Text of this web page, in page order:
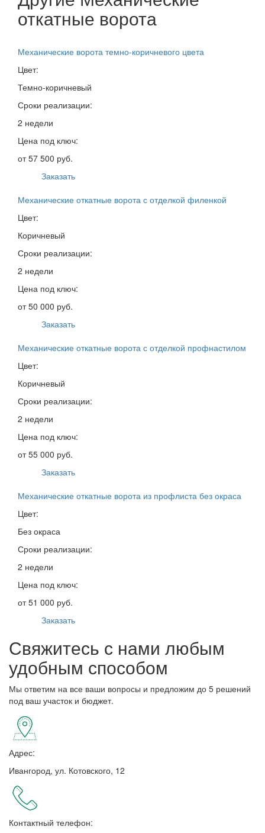
откатные ворота
Механические ворота темно-коричневого цвета
Цвет:
Темно-коричневый
Сроки реализации:
2 недели
Цена под ключ:
от 57 500 руб.
Заказать
Механические откатные ворота с отделкой филенкой
Цвет:
Коричневый
Сроки реализации:
2 недели
Цена под ключ:
от 50 000 руб.
Заказать
Механические откатные ворота с отделкой профнастилом
Цвет:
Коричневый
Сроки реализации:
2 недели
Цена под ключ:
от 55 000 руб.
Заказать
Механические откатные ворота из профлиста без окраса
Цвет:
Без окраса
Сроки реализации:
2 недели
Цена под ключ:
от 51 000 руб.
Заказать
Свяжитесь с нами любым
удобным способом
Мы ответим на все ваши вопросы и предложим до 5 решений
под ваш участок и бюджет.
Адрес:
Ивангород, ул. Котовского, 12
Контактный телефон: